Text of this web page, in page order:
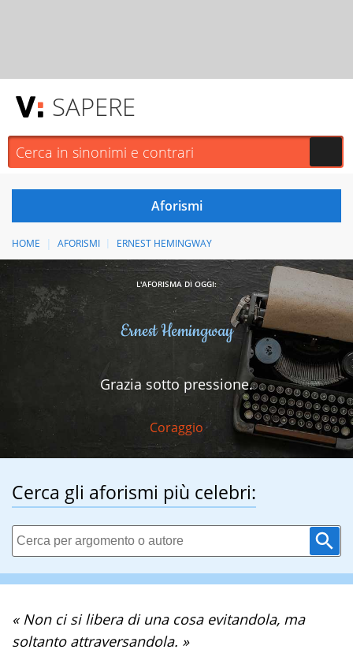
SAPERE
HOME AFORISMI ERNEST HEMINGWAY
L'AFORISMA DI OGGI:
Ernest Hemingway
Grazia sotto pressione.
Coraggio
Cerca gli aforismi più celebri:
« Non ci si libera di una cosa evitandola, ma
soltanto attraversandola. »